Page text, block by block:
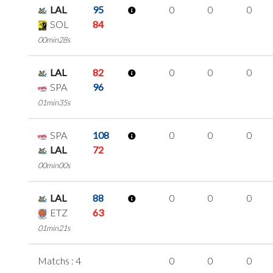
LAL
95
SOL
84
00min28s
0 0 0
LAL
82
SPA
96
01min35s
0 0 0
SPA
108
LAL
72
00min00s
0 0 0
LAL
88
ETZ
63
01min21s
0 0 0
Matchs : 4 0 0 0